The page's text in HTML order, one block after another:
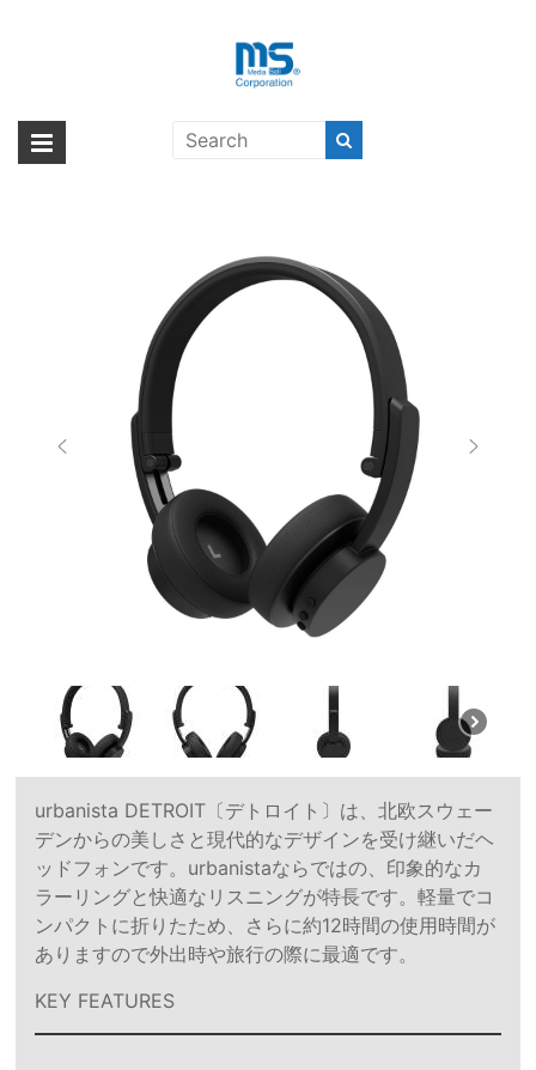
海外輸入ブランド商品｜株式会社
海外事業部が取り揃えている海外輸入商品には、日本では珍しい「海外ブ
ランド」をはじめ「ユニークな商品」「機能的な商品」「コストパフォー
タ デトロイト〕
urbanista DETROIT〔デトロイト〕は、北欧スウェー
デンからの美しさと現代的なデザインを受け継いだヘ
ッドフォンです。urbanistaならではの、印象的なカ
ラーリングと快適なリスニングが特長です。軽量でコ
ンパクトに折りたため、さらに約12時間の使用時間が
ありますので外出時や旅行の際に最適です。
KEY FEATURES